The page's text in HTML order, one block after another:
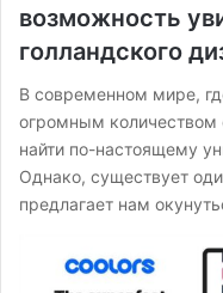
возможность
голландского
В современном мире,
огромным количеством
найти по-настоящему
Однако, существует
предлагает нам